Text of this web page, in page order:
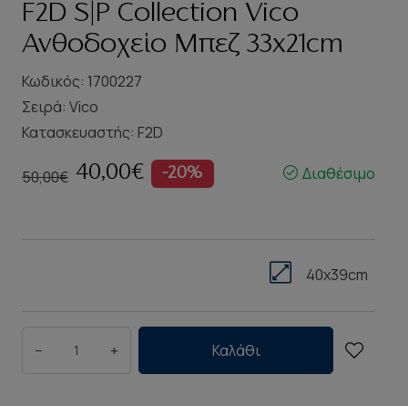
F2D S|P Collection Vico
Ανθοδοχείο Μπεζ 33x21cm
Κωδικός: 1700227
Σειρά: Vico
Κατασκευαστής: F2D
50,00€ 40,00€ -20% Διαθέσιμο
40x39cm
− + Καλάθι